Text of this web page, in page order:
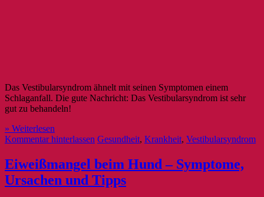
Das Vestibularsyndrom ähnelt mit seinen Symptomen einem
Schlaganfall. Die gute Nachricht: Das Vestibularsyndrom ist sehr
gut zu behandeln!
» Weiterlesen
Kommentar hinterlassen Gesundheit, Krankheit, Vestibularsyndrom
Eiweißmangel beim Hund – Symptome,
Ursachen und Tipps